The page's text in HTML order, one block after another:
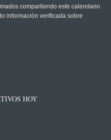
compartiendo este calendario
información verificada sobre
HOY